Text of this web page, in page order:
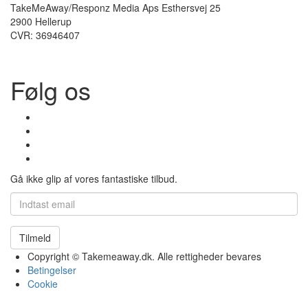
TakeMeAway/Responz Media Aps Esthersvej 25
2900 Hellerup
CVR: 36946407
Følg os
Gå ikke glip af vores fantastiske tilbud.
Tilmeld
Copyright © Takemeaway.dk. Alle rettigheder bevares
Betingelser
Cookie